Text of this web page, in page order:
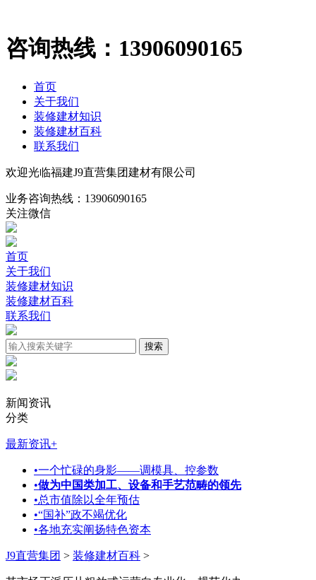
咨询热线： 13906090165
首页
关于我们
装修建材知识
装修建材百科
联系我们
欢迎光临福建J9直营集团建材有限公司
业务咨询热线： 13906090165
关注微信
首页
关于我们
装修建材知识
装修建材百科
联系我们
新闻资讯
分类
最新资讯+
•一个忙碌的身影——调模具、控参数
•做为中国类加工、设备和手艺范畴的领先
•总市值除以全年预估
•“国补”政不竭优化
•各地充实阐扬特色资本
J9直营集团 > 装修建材百科 >